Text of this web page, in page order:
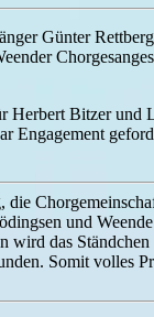
Günter
Herbert Bitzer und
Engagement
die
und Weende
wird das
Somit volles